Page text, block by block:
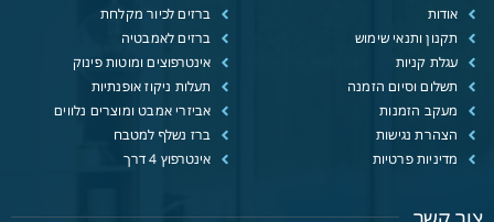
אודות
תקנון ותנאי שימוש
עגלת קניות
תשלום וסיום הזמנה
מעקב הזמנות
הצהרת נגישות
מדיניות פרטיות
ברזים לכיור מקלחת
ברזים לאמבטיה
אינטרפוצים ומוטות פינוק
תעלות ניקוז אופנתיות
אביזרי אמבט ומוצרים נלווים
ברז נשלף למטבח
אינטרפוץ 4 דרך